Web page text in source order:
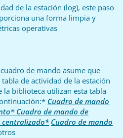
de la estación (log), este paso
una forma limpia y
operativas
de mando asume que
de actividad de la estación
la biblioteca utilizan esta tabla
Cuadro de mando
Cuadro de mando de
centralizado* Cuadro de mando